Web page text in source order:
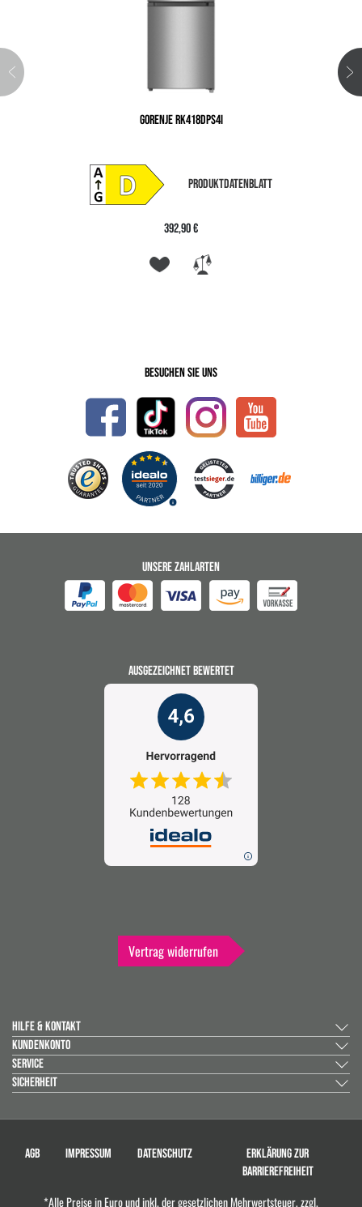
GORENJE RK418DPS4I
PRODUKTDATENBLATT
392,90 €
Besuchen Sie uns
UNSERE ZAHLARTEN
AUSGEZEICHNET BEWERTET
Vertrag widerrufen
HILFE & KONTAKT
KUNDENKONTO
SERVICE
SICHERHEIT
AGB IMPRESSUM DATENSCHUTZ
ERKLÄRUNG ZUR
BARRIEREFREIHEIT
*Alle Preise in Euro und inkl. der gesetzlichen Mehrwertsteuer, zzgl.